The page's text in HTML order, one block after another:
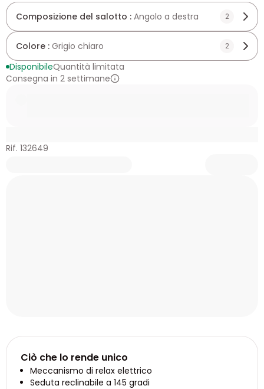
Composizione del salotto : Angolo a destra 2
Colore : Grigio chiaro 2
DisponibileQuantità limitata
Consegna in 2 settimane
Rif. 132649
Ciò che lo rende unico
Meccanismo di relax elettrico
Seduta reclinabile a 145 gradi